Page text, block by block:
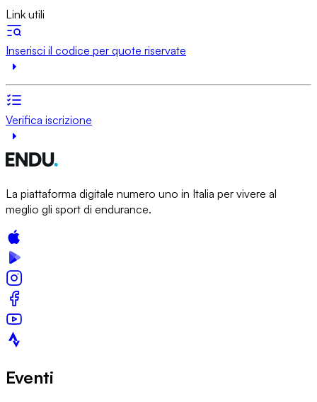
Link utili
Inserisci il codice per quote riservate
Verifica iscrizione
La piattaforma digitale numero uno in Italia per vivere al
meglio gli sport di endurance.
Eventi